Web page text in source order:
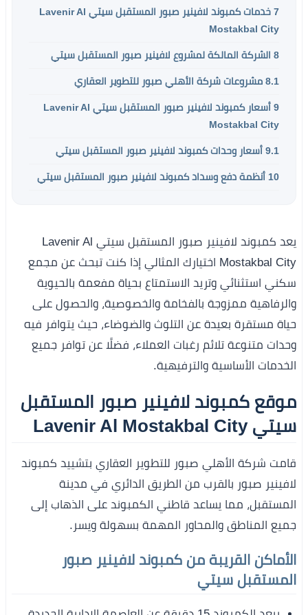
7
خدمات كمبوند لافينير صبور المستقبل سيتي Lavenir Al
Mostakbal City
8 الشركة المالكة لمشروع لافينير صبور المستقبل سيتي
8.1 مشروعات شركة الأهلي صبور للتطوير العقاري
9
أسعار كمبوند لافينير صبور المستقبل سيتي Lavenir Al
Mostakbal City
9.1 أسعار وحدات كمبوند لافينير صبور المستقبل سيتي
10 أنظمة دفع وسداد كمبوند لافينير صبور المستقبل سيتي
يعد كمبوند لافينير صبور المستقبل سيتي Lavenir Al
Mostakbal City اختيارك المثالي إذا كنت تبحث عن مجمع
سكني استثنائي وتريد الاستمتاع بحياة مفعمة بالحيوية
والرفاهية ممزوجة بالفخامة والخصوصية، والحصول على
حياة مستقرة بعيدة عن التلوث والضوضاء، حيث يتوافر فيه
وحدات متنوعة تلائم رغبات العملاء، فضلًا عن توافر جميع
الخدمات الأساسية والترفيهية.
موقع كمبوند لافينير صبور المستقبل
سيتي Lavenir Al Mostakbal City
قامت شركة الأهلي صبور للتطوير العقاري بتشييد كمبوند
لافينير صبور بالقرب من الطريق الدائري في مدينة
المستقبل، مما يساعد قاطني الكمبوند على الذهاب إلى
جميع المناطق والمحاور المهمة بسهولة ويسر.
الأماكن القريبة من كمبوند لافينير صبور
المستقبل سيتي